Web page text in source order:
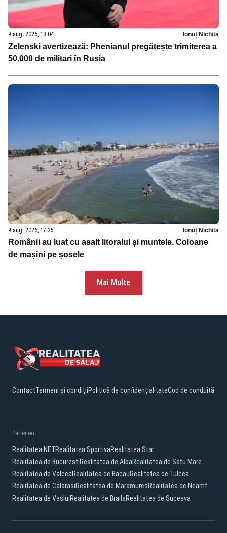
9 aug. 2026, 18:04 Ionuț Nichita
Zelenski avertizează: Phenianul pregătește trimiterea a
50.000 de militari în Rusia
9 aug. 2026, 17:25 Ionuț Nichita
Românii au luat cu asalt litoralul și muntele. Coloane
de mașini pe șosele
Mai Multe
ContactTermeni și condițiiPolitică de confidențialitateCod de conduită
Parteneri:
Realitatea.NETRealitatea SportivaRealitatea Star
Realitatea de BucurestiRealitatea de AlbaRealitatea de Satu Mare
Realitatea de ValceaRealitatea de BacauRealitatea de Tulcea
Realitatea de CalarasiRealitatea de MaramuresRealitatea de Neamt
Realitatea de VasluiRealitatea de BrailaRealitatea de Suceava